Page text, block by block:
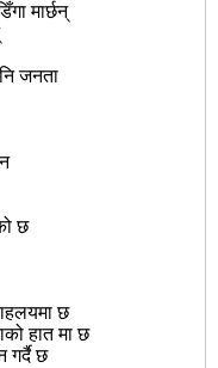
मार्छन्
जनता
छ
छ
हात मा छ
गर्दै छ